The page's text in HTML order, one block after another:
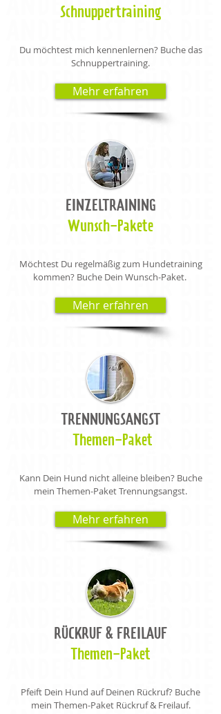
Schnuppertraining
Du möchtest mich kennenlernen? Buche das
Schnuppertraining.
Mehr erfahren
EINZELTRAINING
Wunsch-Pakete
Möchtest Du regelmäßig zum Hundetraining
kommen? Buche Dein Wunsch-Paket.
Mehr erfahren
TRENNUNGSANGST
Themen-Paket
Kann Dein Hund nicht alleine bleiben? Buche
mein Themen-Paket Trennungsangst.
Mehr erfahren
RÜCKRUF & FREILAUF
Themen-Paket
Pfeift Dein Hund auf Deinen Rückruf? Buche
mein Themen-Paket Rückruf & Freilauf.